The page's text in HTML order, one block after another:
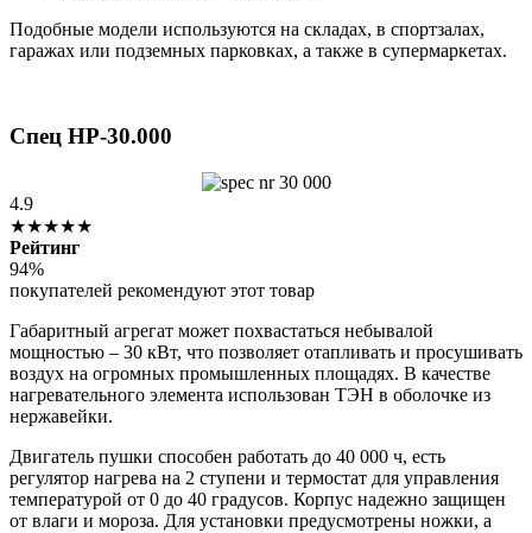
Подобные модели используются на складах, в спортзалах,
гаражах или подземных парковках, а также в супермаркетах.
Спец НР-30.000
4.9
★★★★★
Рейтинг
94%
покупателей рекомендуют этот товар
Габаритный агрегат может похвастаться небывалой
мощностью – 30 кВт, что позволяет отапливать и просушивать
воздух на огромных промышленных площадях. В качестве
нагревательного элемента использован ТЭН в оболочке из
нержавейки.
Двигатель пушки способен работать до 40 000 ч, есть
регулятор нагрева на 2 ступени и термостат для управления
температурой от 0 до 40 градусов. Корпус надежно защищен
от влаги и мороза. Для установки предусмотрены ножки, а